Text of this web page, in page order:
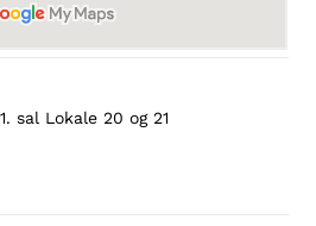
sal Lokale 20 og 21